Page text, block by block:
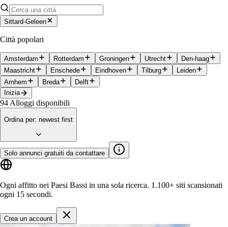
Sittard-Geleen
Città popolari
Amsterdam Rotterdam Groningen Utrecht
Den-haag
Maastricht
Enschede Eindhoven Tilburg
Leiden
Arnhem
Breda
Delft
Inizia
94 Alloggi disponibili
Ordina per: newest first
Solo annunci gratuiti da contattare
Ogni affitto nei Paesi Bassi in una sola ricerca. 1.100+ siti scansionati
ogni 15 secondi.
Crea un account